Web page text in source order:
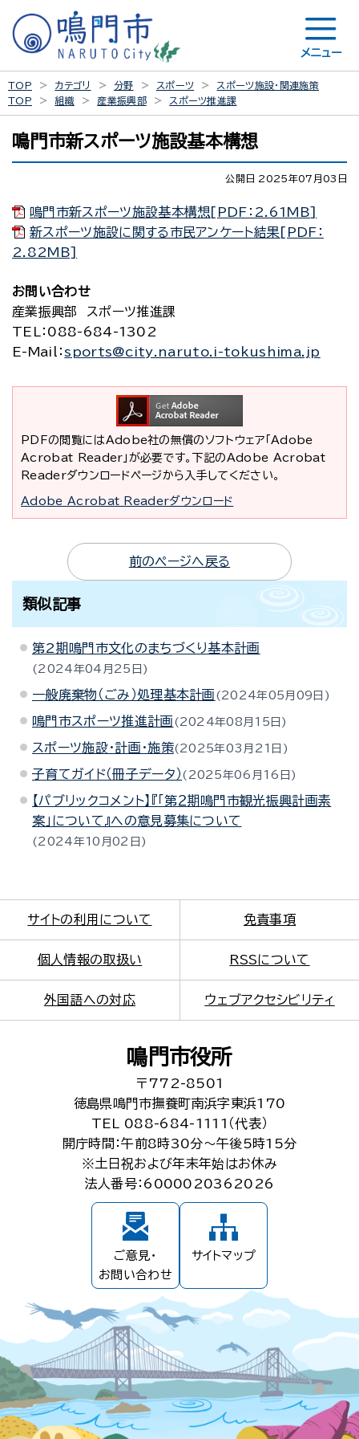
メニュー
TOP カテゴリ 分野 スポーツ
スポーツ施設・関連施策
TOP
組織 産業振興部 スポーツ推進課
鳴門市新スポーツ施設基本構想
公開日 2025年07月03日
鳴門市新スポーツ施設基本構想[PDF：2.61MB]
新スポーツ施設に関する市民アンケート結果[PDF：
2.82MB]
お問い合わせ
産業振興部 スポーツ推進課
TEL
：088-684-1302
E-Mail
： sports@city.naruto.i-tokushima.jp
PDFの閲覧にはAdobe社の無償のソフトウェア「Adobe
Acrobat Reader」が必要です。下記のAdobe Acrobat
Readerダウンロードページから入手してください。
Adobe Acrobat Readerダウンロード
前のページへ戻る
類似記事
第2期鳴門市文化のまちづくり基本計画
2024年04月25日
一般廃棄物（ごみ）処理基本計画 2024年05月09日
鳴門市スポーツ推進計画 2024年08月15日
スポーツ施設・計画・施策 2025年03月21日
子育てガイド（冊子データ） 2025年06月16日
【パブリックコメント】『「第２期鳴門市観光振興計画素
案」について』への意見募集について
2024年10月02日
サイトの利用について 免責事項
個人情報の取扱い RSSについて
外国語への対応 ウェブアクセシビリティ
鳴門市役所
〒772-8501
徳島県鳴門市撫養町南浜字東浜170
TEL 088-684-1111（代表）
開庁時間：午前8時30分～午後5時15分
※土日祝および年末年始はお休み
法人番号：6000020362026
ご意見・
お問い合わせ
サイトマップ